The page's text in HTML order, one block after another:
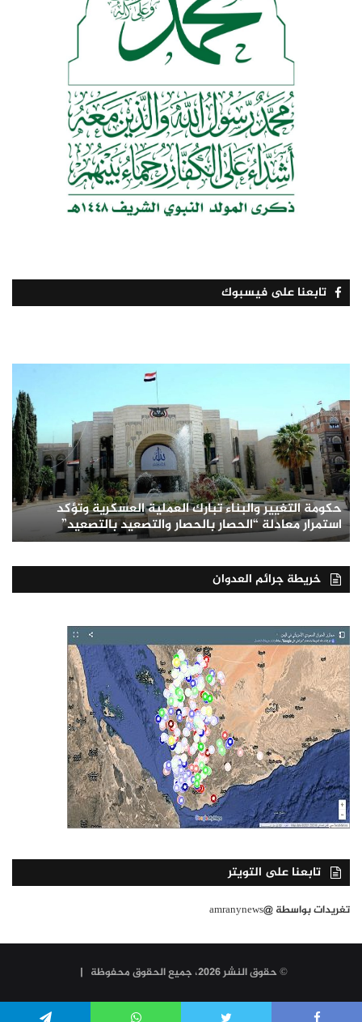
تابعنا على فيسبوك
حكومة التغيير والبناء تبارك العملية العسكرية وتؤكد
استمرار معادلة “الحصار بالحصار والتصعيد بالتصعيد”
خريطة جرائم العدوان
تابعنا على التويتر
تغريدات بواسطة @amranynews
© حقوق النشر 2026، جميع الحقوق محفوظة |